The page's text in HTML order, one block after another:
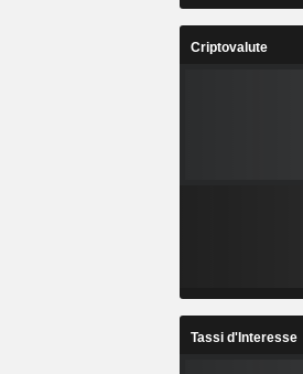
Criptovalute
Tassi d'Interesse